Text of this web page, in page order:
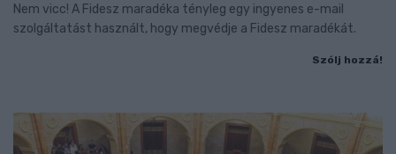
Nem vicc! A Fidesz maradéka tényleg egy ingyenes e-mail
szolgáltatást használt, hogy megvédje a Fidesz maradékát.
Szólj hozzá!